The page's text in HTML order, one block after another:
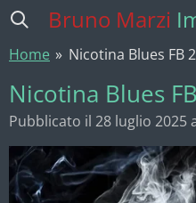
Vai
contenuto
principale
Bruno Marzi
Home » Nicotina Blues FB
Nicotina Blues
Pubblicato il 28 luglio 2025